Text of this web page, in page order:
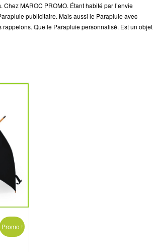
MAROC PROMO. Étant habité par l’envie
publicitaire. Mais aussi le Parapluie avec
Que le Parapluie personnalisé. Est un objet
Promo !